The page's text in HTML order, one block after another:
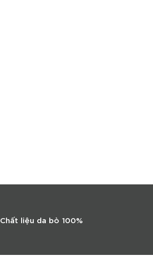
Chất liệu da bò 100%